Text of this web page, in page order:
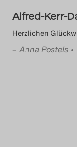
Alfred-Kerr-
Herzlichen
– Anna Postels